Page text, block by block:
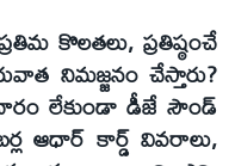
కొలతలు, ప్రతిష్ఠంచే
నిమజ్జనం చేస్తారు?
లేకుండా డీజే సౌండ్‌
ఆధార్‌ కార్డ్‌ వివరాలు,